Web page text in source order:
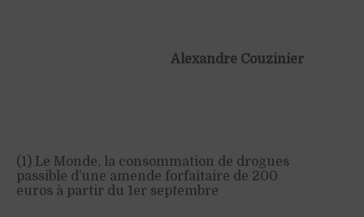
Alexandre Couzinier
(1) Le Monde, la consommation de drogues
passible d’une amende forfaitaire de 200
euros à partir du 1er septembre